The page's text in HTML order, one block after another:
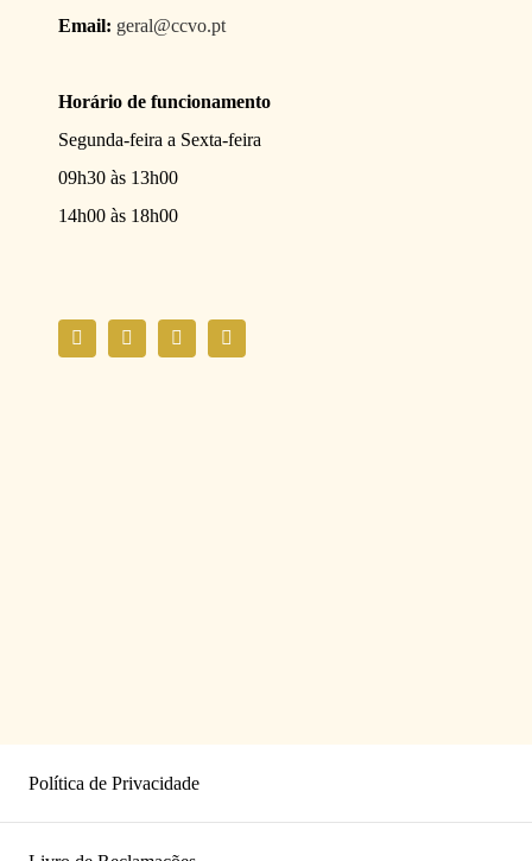
Política de Privacidade
Email: geral@ccvo.pt
Horário de funcionamento
Segunda-feira a Sexta-feira
09h30 às 13h00
14h00 às 18h00